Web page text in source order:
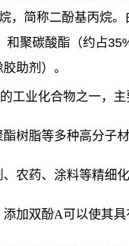
，简称二酚基丙烷
聚碳酸酯（约占
助剂）。
工业化合物之一，
树脂等多种高分子
农药、涂料等精细化
加双酚A可以使其